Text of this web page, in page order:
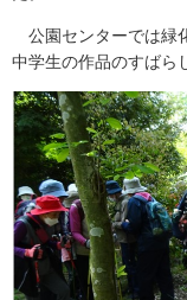
公園センターでは緑
中学生の作品のすばら